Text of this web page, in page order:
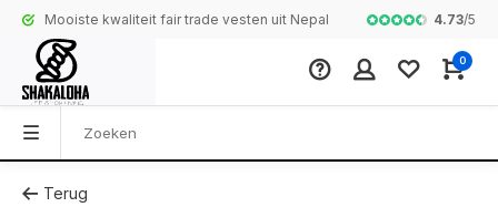
Mooiste kwaliteit fair trade vesten uit Nepal Complete
4.73/5
0
Terug